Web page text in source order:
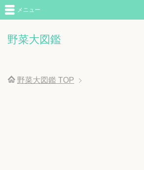
野菜大図鑑
メニュー
野菜大図鑑 TOP